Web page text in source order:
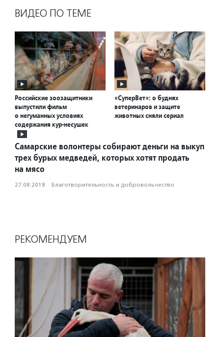
ВИДЕО ПО ТЕМЕ
Российские зоозащитники
выпустили фильм
о негуманных условиях
содержания кур-несушек
«СуперВет»: о буднях
ветеринаров и защите
животных сняли сериал
Самарские волонтеры собирают деньги на выкуп
трех бурых медведей, которых хотят продать
на мясо
27.08.2018 · Благотвори­тель­ность и доброволь­чест­во
РЕКОМЕНДУЕМ